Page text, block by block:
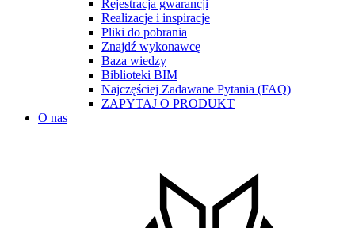
Rejestracja gwarancji
Realizacje i inspiracje
Pliki do pobrania
Znajdź wykonawcę
Baza wiedzy
Biblioteki BIM
Najczęściej Zadawane Pytania (FAQ)
ZAPYTAJ O PRODUKT
O nas